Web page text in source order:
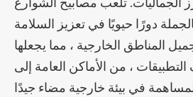
الجماليات. تلعب مصابيح الشوارع
دورًا حيويًا في تعزيز السلامة
المناطق الخارجية ، مما يجعلها
، من الأماكن العامة إلى
في بيئة خارجية مضاء جيدًا